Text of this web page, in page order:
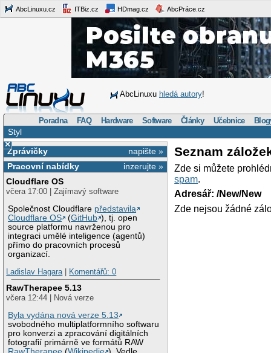
AbcLinuxu.cz ITBiz.cz HDmag.cz AbcPráce.cz
AbcLinuxu hledá autory!
Poradna FAQ Hardware Software Články Učebnice
Styl
×
napište »
Zprávičky
inzerujte »
Pracovní nabídky
Cloudflare OS
včera 17:00 | Zajímavý software
Společnost Cloudflare představila
Cloudflare OS
(GitHub ), tj. open
source platformu navrženou pro
integraci umělé inteligence (agentů)
přímo do pracovních procesů
organizací.
Ladislav Hagara| Komentářů: 0
RawTherapee 5.13
včera 12:44 | Nová verze
Byla vydána nová verze 5.13
svobodného multiplatformního softwaru
pro konverzi a zpracování digitálních
fotografií primárně ve formátů RAW
Seznam
Zde si můžete
spam.
Adresář: /New/New
Zde nejsou žádné